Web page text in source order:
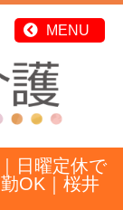
日曜定休で
OK｜桜井